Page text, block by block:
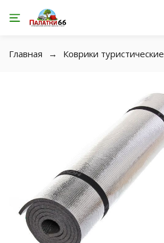
Главная Коврики туристические